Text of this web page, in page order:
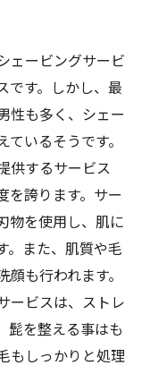
ェービングサービ
です。しかし、最
性も多く、シェー
いるそうです。
供するサービス
を誇ります。サー
物を使用し、肌に
。また、肌質や毛
も行われます。
ービスは、ストレ
髭を整える事はも
もしっかりと処理